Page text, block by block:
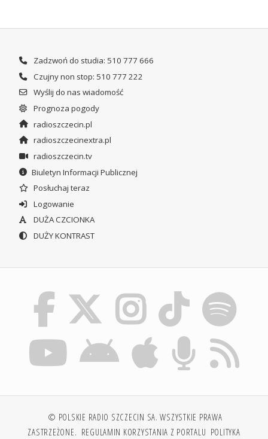
Zadzwoń do studia: 510 777 666
Czujny non stop: 510 777 222
Wyślij do nas wiadomość
Prognoza pogody
radioszczecin.pl
radioszczecinextra.pl
radioszczecin.tv
Biuletyn Informacji Publicznej
Posłuchaj teraz
Logowanie
DUŻA CZCIONKA
DUŻY KONTRAST
© POLSKIE RADIO SZCZECIN SA. WSZYSTKIE PRAWA
ZASTRZEŻONE. REGULAMIN KORZYSTANIA Z PORTALU POLITYKA